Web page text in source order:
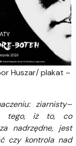
Huszar/ plakat –
ziarnisty–
tego, iż to, co
nadrzędne, jest
czy kontrola nad